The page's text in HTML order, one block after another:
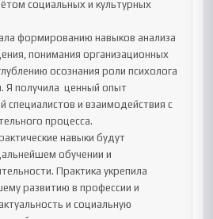
социальных и культурных
формированию навыков анализа
понимания организационных
осознания роли психолога
Я получила  ценный опыт
специалистов и взаимодействия с
процесса.
навыки будут
обучении и
Практика укрепила
развитию в профессии и
и социальную